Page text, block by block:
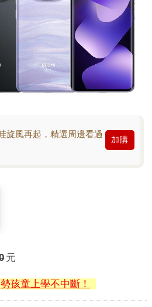
旋風再起，精選周邊看過
加購
元
孩童上學不中斷！